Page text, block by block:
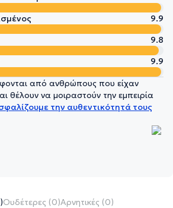
9.9
9.8
9.9
από ανθρώπους που είχαν
θέλουν να μοιραστούν την εμπειρία
την αυθεντικότητά τους
Ουδέτερες (0)Αρνητικές (0)